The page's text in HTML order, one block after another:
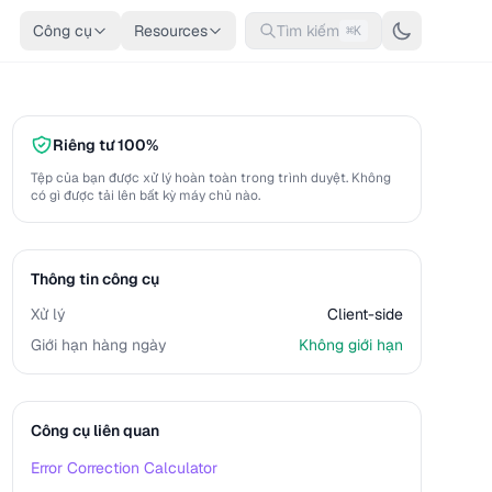
Công cụ Resources Tìm kiếm ⌘K
Riêng tư 100%
Tệp của bạn được xử lý hoàn toàn trong trình duyệt. Không
có gì được tải lên bất kỳ máy chủ nào.
Thông tin công cụ
Xử lý
Client-side
Giới hạn hàng ngày
Không giới hạn
Công cụ liên quan
Error Correction Calculator